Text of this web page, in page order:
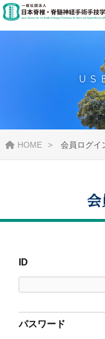
HOME 会員ログイ
会
ID
パスワード